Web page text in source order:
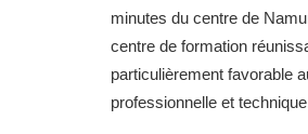
minutes du centre de
centre de formation
particulièrement favorable
professionnelle et